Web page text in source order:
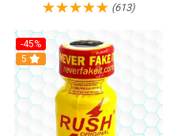
(613)
-45%
5